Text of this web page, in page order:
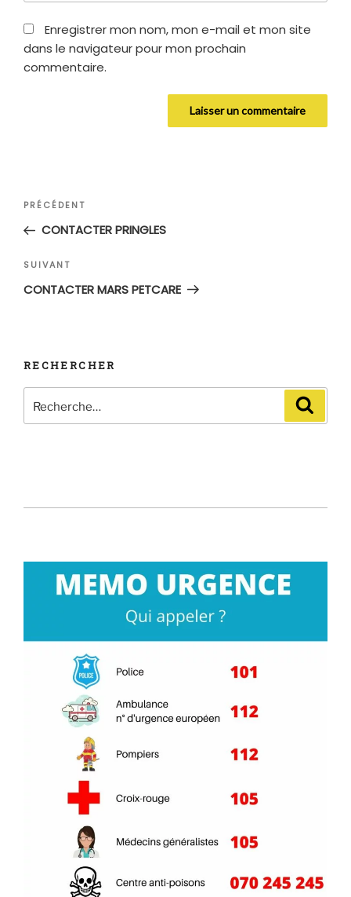
Enregistrer mon nom, mon e-mail et mon site
dans le navigateur pour mon prochain
commentaire.
Navigation
l’article
Article
précédent
PRÉCÉDENT
CONTACTER PRINGLES
Article
suivant
SUIVANT
CONTACTER MARS PETCARE
RECHERCHER
pour